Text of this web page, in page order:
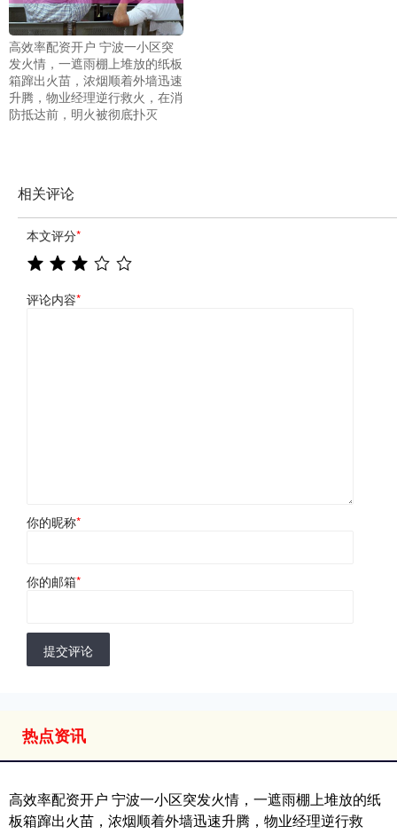
高效率配资开户 宁波一小区突
发火情，一遮雨棚上堆放的纸板
箱蹿出火苗，浓烟顺着外墙迅速
升腾，物业经理逆行救火，在消
防抵达前，明火被彻底扑灭
相关评论
本文评分*
评论内容*
你的昵称*
你的邮箱*
提交评论
热点资讯
高效率配资开户 宁波一小区突发火情，一遮雨棚上堆放的纸
板箱蹿出火苗，浓烟顺着外墙迅速升腾，物业经理逆行救